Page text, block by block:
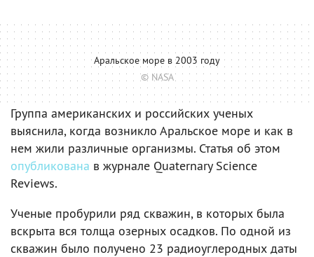
Аральское море в 2003 году
© NASA
Группа американских и российских ученых
выяснила, когда возникло Аральское море и как в
нем жили различные организмы. Статья об этом
опубликована в журнале Quaternary Science
Reviews.
Ученые пробурили ряд скважин, в которых была
вскрыта вся толща озерных осадков. По одной из
скважин было получено 23 радиоуглеродных даты